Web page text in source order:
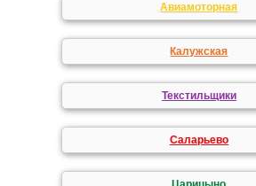
Авиамоторная
Калужская
Текстильщики
Саларьево